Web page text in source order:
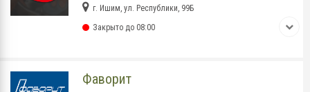
г. Ишим, ул. Республики, 99Б
Закрыто до 08:00
Фаворит